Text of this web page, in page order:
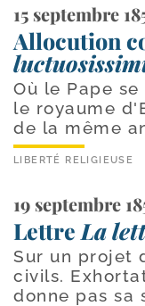
15 septembre
Allocution
Où le Pape
le royaume
de la même
LIBERTÉ RELIGIEUSE
19 septembre
Lettre La
Sur un projet
civils.
donne pas sa